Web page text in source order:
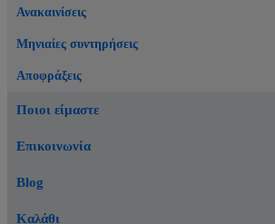
Ανακαινίσεις
Μηνιαίες συντηρήσεις
Αποφράξεις
Ποιοι είμαστε
Επικοινωνία
Blog
Καλάθι